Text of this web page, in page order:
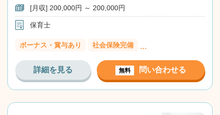
[月収] 200,000円 ～ 200,000円
保育士
ボーナス・賞与あり 社会保険完備 …
詳細を見る 無料 問い合わせる